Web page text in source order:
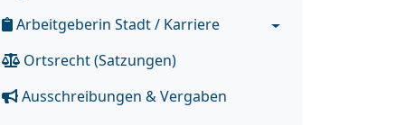
Arbeitgeberin Stadt / Karriere
Ortsrecht (Satzungen)
Ausschreibungen & Vergaben